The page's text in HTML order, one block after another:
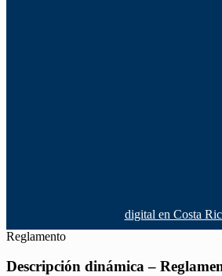
digital en Costa
Reglamento
Descripción dinámica –